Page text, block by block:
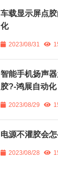
车载显示屏点
化
2023/08/31
智能手机扬声
胶?-鸿展自动化
2023/08/29
电源不灌胶会
2023/08/28